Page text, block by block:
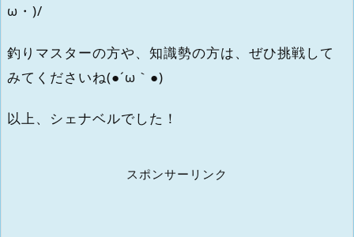
ω・)/
釣りマスターの方や、知識勢の方は、ぜひ挑戦して
みてくださいね(●´ω｀●)
以上、シェナベルでした！
スポンサーリンク